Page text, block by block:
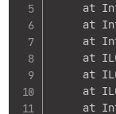
at
at
at
at
at
at
at